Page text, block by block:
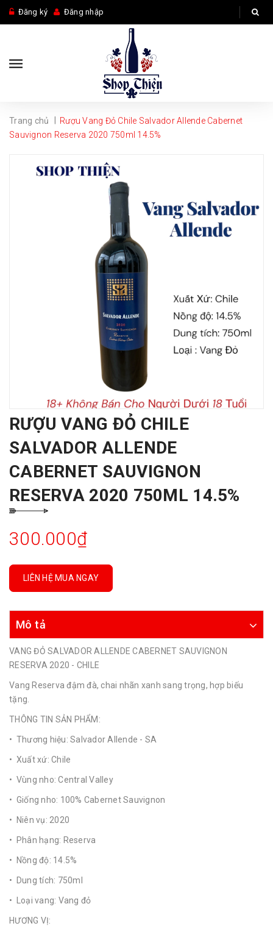
Đăng ký Đăng nhập
Trang chủ
Rượu Vang Đỏ Chile Salvador Allende Cabernet
Sauvignon Reserva 2020 750ml 14.5%
RƯỢU VANG ĐỎ CHILE
SALVADOR ALLENDE
CABERNET SAUVIGNON
RESERVA 2020 750ML 14.5%
300.000₫
LIÊN HỆ MUA NGAY
Mô tả
VANG ĐỎ SALVADOR ALLENDE CABERNET SAUVIGNON
RESERVA 2020 - CHILE
Vang Reserva đậm đà, chai nhãn xanh sang trọng, hợp biếu
tặng.
THÔNG TIN SẢN PHẨM:
• Thương hiệu: Salvador Allende - SA
• Xuất xứ: Chile
• Vùng nho: Central Valley
• Giống nho: 100% Cabernet Sauvignon
• Niên vụ: 2020
• Phân hạng: Reserva
• Nồng độ: 14.5%
• Dung tích: 750ml
• Loại vang: Vang đỏ
HƯƠNG VỊ: